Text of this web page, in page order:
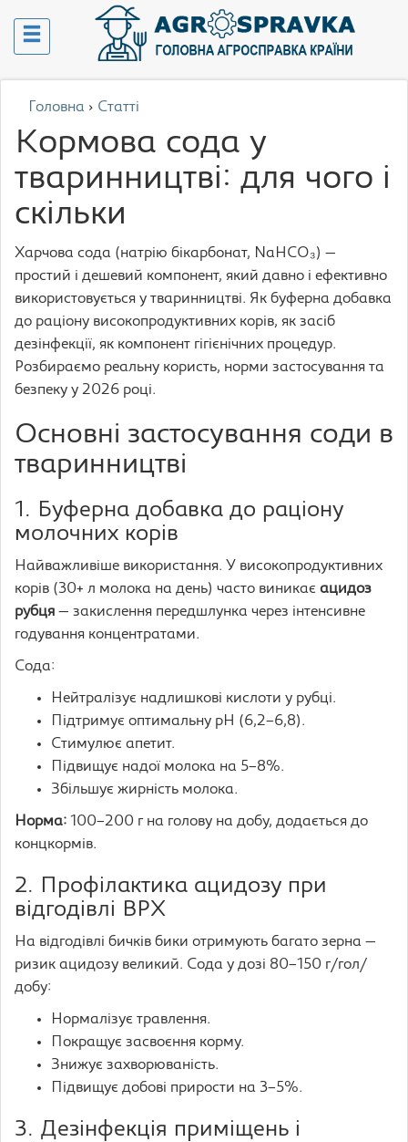
Головна › Статті
Кормова сода у
тваринництві: для чого і
скільки
Харчова сода (натрію бікарбонат, NaHCO₃) —
простий і дешевий компонент, який давно і ефективно
використовується у тваринництві. Як буферна добавка
до раціону високопродуктивних корів, як засіб
дезінфекції, як компонент гігієнічних процедур.
Розбираємо реальну користь, норми застосування та
безпеку у 2026 році.
Основні застосування соди в
тваринництві
1. Буферна добавка до раціону
молочних корів
Найважливіше використання. У високопродуктивних
корів (30+ л молока на день) часто виникає ацидоз
рубця — закислення передшлунка через інтенсивне
годування концентратами.
Сода:
Нейтралізує надлишкові кислоти у рубці.
Підтримує оптимальну pH (6,2–6,8).
Стимулює апетит.
Підвищує надої молока на 5–8%.
Збільшує жирність молока.
Норма: 100–200 г на голову на добу, додається до
концкормів.
2. Профілактика ацидозу при
відгодівлі ВРХ
На відгодівлі бичків бики отримують багато зерна —
ризик ацидозу великий. Сода у дозі 80–150 г/гол/
добу:
Нормалізує травлення.
Покращує засвоєння корму.
Знижує захворюваність.
Підвищує добові прирости на 3–5%.
3. Дезінфекція приміщень і